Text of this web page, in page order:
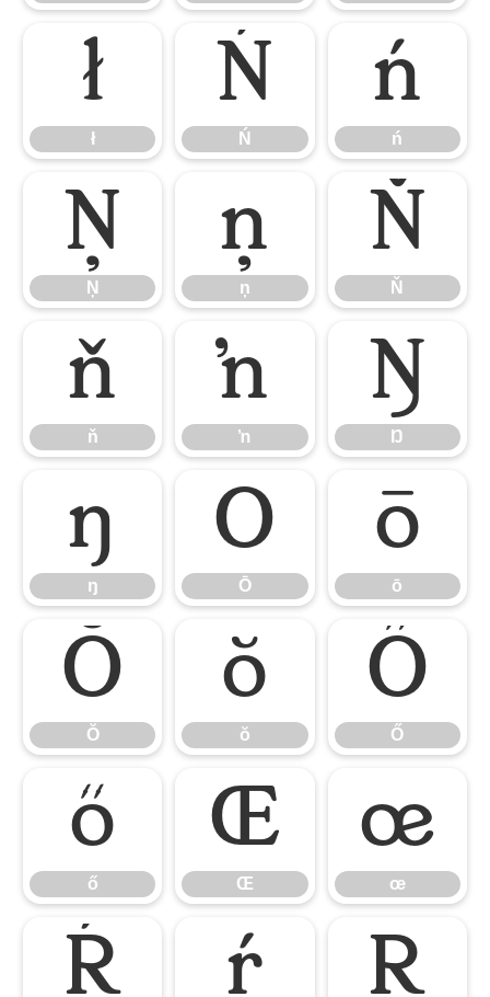
ł
ł
Ń
Ń
ń
ń
Ņ
Ņ
ņ
ņ
Ň
Ň
ň
ň
ŉ
ŉ
Ŋ
Ŋ
ŋ
ŋ
Ō
Ō
ō
ō
Ŏ
Ŏ
ŏ
ŏ
Ő
Ő
ő
ő
Œ
Œ
œ
œ
Ŕ ŕ Ŗ